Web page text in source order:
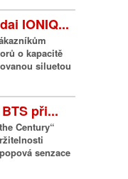
IONIQ...
o kapacitě
siluetou
při...
Century“
senzace